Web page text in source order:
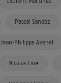
Pascal Sandoz
Jean-Philippe Avenel
Nicolas Fine